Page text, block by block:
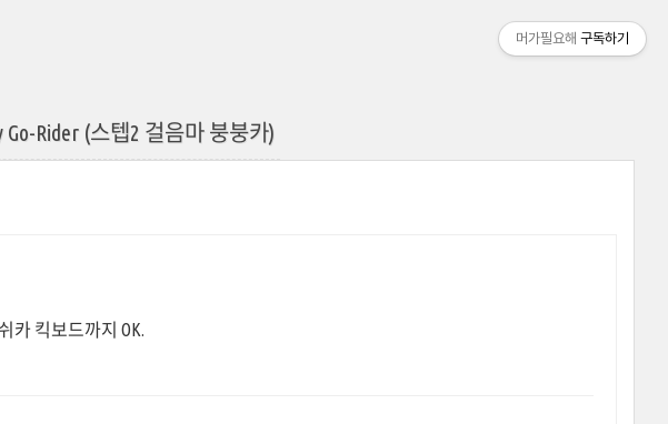
Go-Rider (스텝2 걸음마 붕붕카)
카 킥보드까지 OK.
머가필요해 구독하기